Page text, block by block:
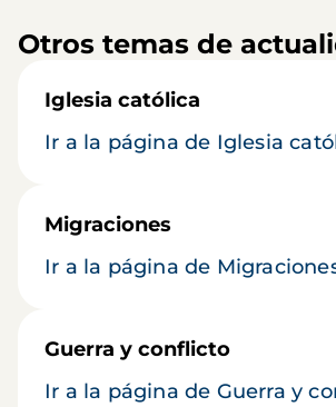
Otros temas de
Iglesia católica
Ir a la página de Iglesia
Migraciones
Ir a la página de
Guerra y conflicto
Ir a la página de Guerra y